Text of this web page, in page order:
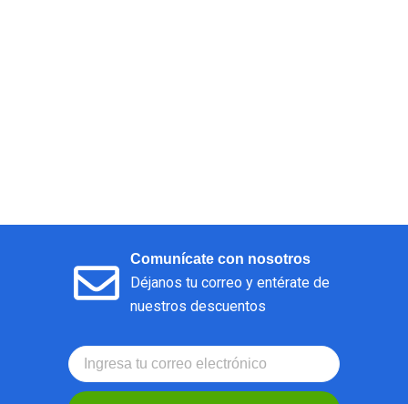
Comunícate con nosotros
Déjanos tu correo y entérate de
nuestros descuentos